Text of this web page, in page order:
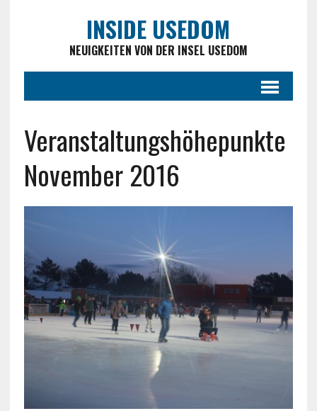
INSIDE USEDOM
NEUIGKEITEN VON DER INSEL USEDOM
Veranstaltungshöhepunkte
November 2016